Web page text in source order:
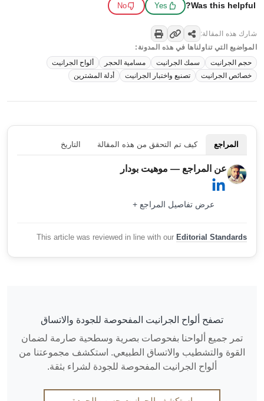
Was this helpful?
Yes
No
شارك هذه المقالة:
المواضيع التي تناولناها في هذه المدونة:
حجم الجرانيت
سمك الجرانيت مسامية الحجر
ألواح الجرانيت
خصائص الجرانيت
تصنيع واختبار الجرانيت أدلة المشترين
المراجع كيف تم التحقق من هذه المقالة التاريخ
عن المراجع — موهيت بودار
عرض تفاصيل المراجع +
This article was reviewed in line with our Editorial Standards
تصفح ألواح الجرانيت المفحوصة للجودة والاتساق
تمر جميع ألواحنا بفحوصات بصرية وسطحية صارمة لضمان
القوة والتشطيب والاتساق الطبيعي. استكشف مجموعتنا من
ألواح الجرانيت المفحوصة للجودة لشراء بثقة.